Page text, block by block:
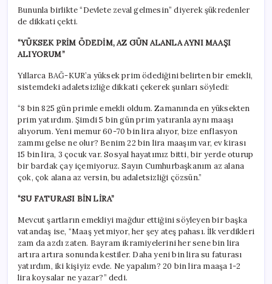
Bununla birlikte “Devlete zeval gelmesin” diyerek şükredenler
de dikkati çekti.
“YÜKSEK PRİM ÖDEDİM, AZ GÜN ALANLA AYNI MAAŞI
ALIYORUM”
Yıllarca BAĞ-KUR’a yüksek prim ödediğini belirten bir emekli,
sistemdeki adaletsizliğe dikkati çekerek şunları söyledi:
“8 bin 825 gün primle emekli oldum. Zamanında en yüksekten
prim yatırdım. Şimdi 5 bin gün prim yatıranla aynı maaşı
alıyorum. Yeni memur 60-70 bin lira alıyor, bize enflasyon
zammı gelse ne olur? Benim 22 bin lira maaşım var, ev kirası
15 bin lira, 3 çocuk var. Sosyal hayatımız bitti, bir yerde oturup
bir bardak çay içemiyoruz. Sayın Cumhurbaşkanım az alana
çok, çok alana az versin, bu adaletsizliği çözsün.”
“SU FATURASI BİN LİRA”
Mevcut şartların emekliyi mağdur ettiğini söyleyen bir başka
vatandaş ise, “Maaş yetmiyor, her şey ateş pahası. İlk verdikleri
zam da azdı zaten. Bayram ikramiyelerini her sene bin lira
artıra artıra sonunda kestiler. Daha yeni bin lira su faturası
yatırdım, iki kişiyiz evde. Ne yapalım? 20 bin lira maaşa 1-2
lira koysalar ne yazar?” dedi.